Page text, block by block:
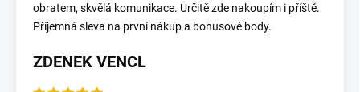
obratem, skvělá komunikace. Určitě zde nakoupím i příště.
Příjemná sleva na první nákup a bonusové body.
ZDENEK VENCL